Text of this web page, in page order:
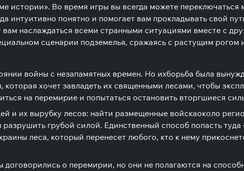
истории». Во время игры вы всегда можете
интуитивно понятно и помогает вам прокладывать свой
наслаждаться всеми странными ситуациями вместе с
сценарии подземелья, сражаясь с растущим рогом
войны с незапамятных времен. Но ихборьба была
которая хочет завладеть их священными лесами, чтобы
на перемирие и попытаться остановить вторгшиеся
и их вырубку лесов: найти размещенные войскаоколо
грубой силой. Единственный способ попасть
леса, который перенесет любого, кто к нему
о перемирии, но они не полагаются на